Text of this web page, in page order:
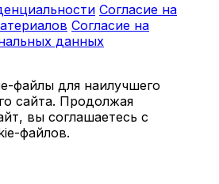
Согласие на
Согласие на
данных
файлы для наилучшего
сайта. Продолжая
вы соглашаетесь с
файлов.